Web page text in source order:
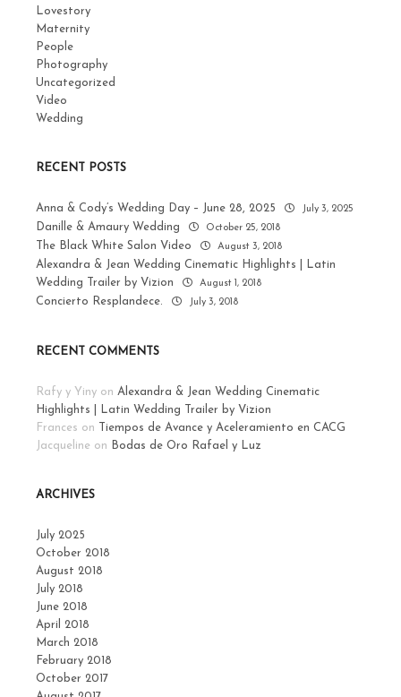
Lovestory
Maternity
People
Photography
Uncategorized
Video
Wedding
RECENT POSTS
Anna & Cody’s Wedding Day – June 28, 2025 July 3, 2025
Danille & Amaury Wedding October 25, 2018
The Black White Salon Video August 3, 2018
Alexandra & Jean Wedding Cinematic Highlights | Latin
Wedding Trailer by Vizion
August 1, 2018
Concierto Resplandece. July 3, 2018
RECENT COMMENTS
Rafy y Yiny on Alexandra & Jean Wedding Cinematic
Highlights | Latin Wedding Trailer by Vizion
Frances on
Tiempos de Avance y Aceleramiento en CACG
Jacqueline on Bodas de Oro Rafael y Luz
ARCHIVES
July 2025
October 2018
August 2018
July 2018
June 2018
April 2018
March 2018
February 2018
October 2017